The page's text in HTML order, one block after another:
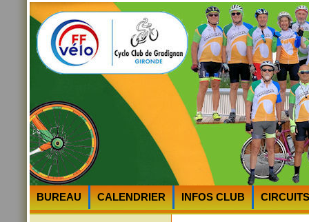
BUREAU CALENDRIER INFOS CLUB
CIRCUITS